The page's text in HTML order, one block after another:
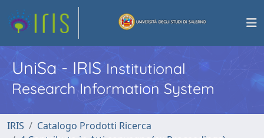
UniSa - IRISInstitutional
Research Information System
IRIS
Catalogo Prodotti Ricerca